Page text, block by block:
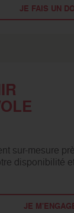
JE FAIS UN
sur-mesure
disponibilité
JE